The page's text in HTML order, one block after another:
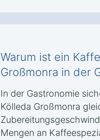
Warum ist ein
Großmonra in der
In der Gastronomie
Kölleda Großmonra
Mengen an